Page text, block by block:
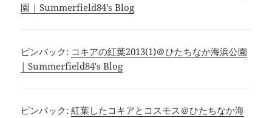
園 | Summerfield84's Blog
ピンバック: コキアの紅葉2013(1)＠ひたちなか海浜公園
| Summerfield84's Blog
ピンバック:紅葉したコキアとコスモス＠ひたちなか海